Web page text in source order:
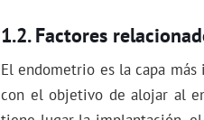
Factores
El endometrio es la capa
con el objetivo de alojar al